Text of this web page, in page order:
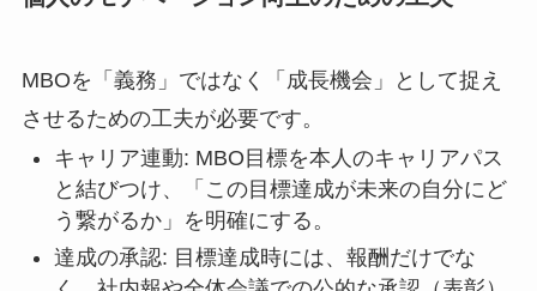
MBOを「義務」ではなく「成長機会」として捉え
させるための工夫が必要です。
キャリア連動: MBO目標を本人のキャリアパス
と結びつけ、「この目標達成が未来の自分にど
う繋がるか」を明確にする。
達成の承認: 目標達成時には、報酬だけでな